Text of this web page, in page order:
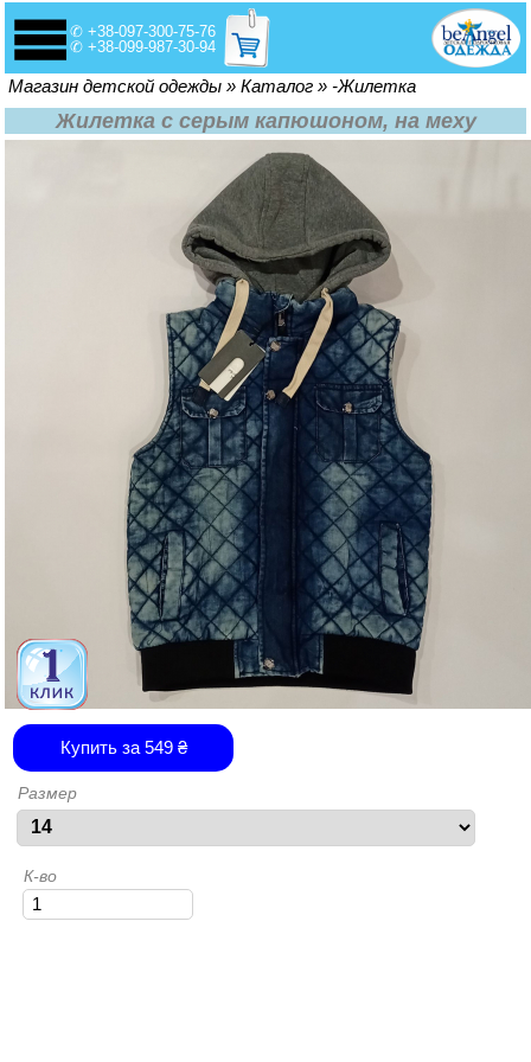
✆ +38-097-300-75-76
✆ +38-099-987-30-94
Вы здесь
Магазин детской одежды » Каталог » -Жилетка
Жилетка с серым капюшоном, на меху
Купить за 549₴
Размер
К-во